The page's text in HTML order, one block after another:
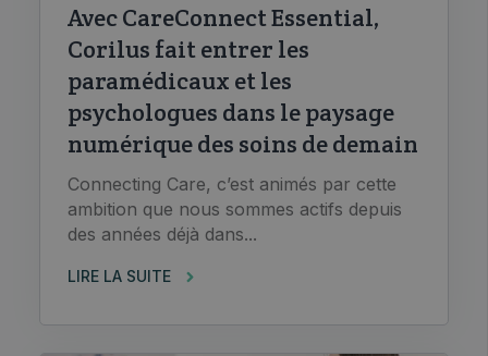
Avec CareConnect Essential,
Corilus fait entrer les
paramédicaux et les
psychologues dans le paysage
numérique des soins de demain
Connecting Care, c’est animés par cette
ambition que nous sommes actifs depuis
des années déjà dans...
LIRE LA SUITE